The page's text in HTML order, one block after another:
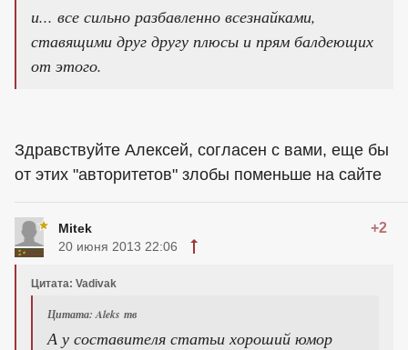
и... все сильно разбавленно всезнайками,
ставящими друг другу плюсы и прям балдеющих
от этого.
Здравствуйте Алексей, согласен с вами, еще бы
от этих "авторитетов" злобы поменьше на сайте
Mitek +2
20 июня 2013 22:06
Цитата: Vadivak
Цитата: Aleks тв
А у составителя статьи хороший юмор